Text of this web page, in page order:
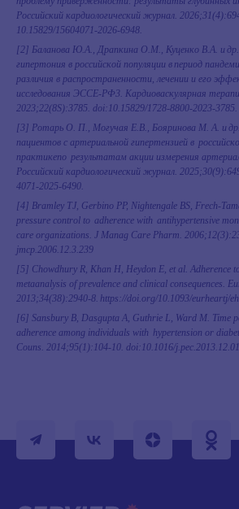
Российский кардиологический журнал.
10.15829/15604071-2026-6948.
[2] Баланова Ю.А., Драпкина О.М., Куценко В.А. и др.
гипертония в российской популяции в период
различия в распространенности, лечении и его
исследования ЭССЕ-РФ3. Кардиоваскулярная
2023;22(8S):3785. doi:10.15829/1728-8800-2023-3785.
[3] Ротарь О. П., Могучая Е.В., Бояринова М. А. и др.
пациентов с артериальной гипертензией в
практикепо результатам акции измерения
Российский кардиологический журнал.
4071-2025-6490.
[4] Bramley TJ, Gerbino PP, Nightengale BS, Frech-­
pressure control to adherence with antihypertensive
care organizations. J Manag Care Pharm.
jmcp.2006.12.3.239
[5] Chowdhury R, Khan H, Heydon E, et al. Adherence
metaanalysis of prevalence and clinical consequences.
2013;34(38):2940-8. https://doi.org/10.1093/eurheartj/
[6] Sansbury B, Dasgupta A, Guthrie L, Ward M. Time
adherence among individuals with hypertension or
Couns. 2014;95(1):104-10. doi:10.1016/